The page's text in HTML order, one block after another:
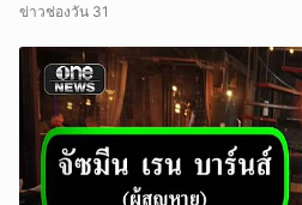
ข่าวช่องวัน 31